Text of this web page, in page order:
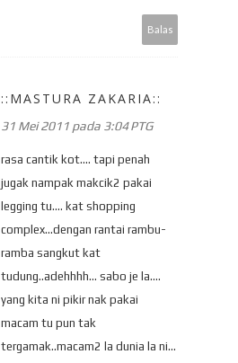
Balas
::MASTURA ZAKARIA::
31 Mei 2011 pada 3:04 PTG
rasa cantik kot.... tapi penah
jugak nampak makcik2 pakai
legging tu.... kat shopping
complex...dengan rantai rambu-
ramba sangkut kat
tudung..adehhhh... sabo je la....
yang kita ni pikir nak pakai
macam tu pun tak
tergamak..macam2 la dunia la ni...